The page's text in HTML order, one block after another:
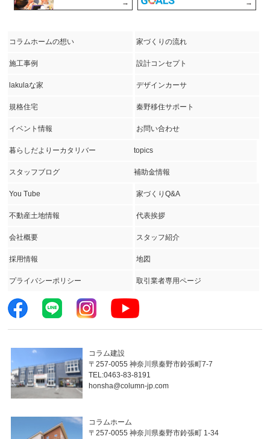
コラムホームの想い 家づくりの流れ
施工事例 設計コンセプト
lakulaな家 デザインカーサ
規格住宅 秦野移住サポート
イベント情報 お問い合わせ
暮らしだよりーカタリバー topics
スタッフブログ 補助金情報
You Tube 家づくりQ&A
不動産土地情報 代表挨拶
会社概要 スタッフ紹介
採用情報 地図
プライバシーポリシー 取引業者専用ページ
コラム建設
〒257-0055 神奈川県秦野市鈴張町7-7
TEL:0463-83-8191
honsha@column-jp.com
コラムホーム
〒257-0055 神奈川県秦野市鈴張町 1-34